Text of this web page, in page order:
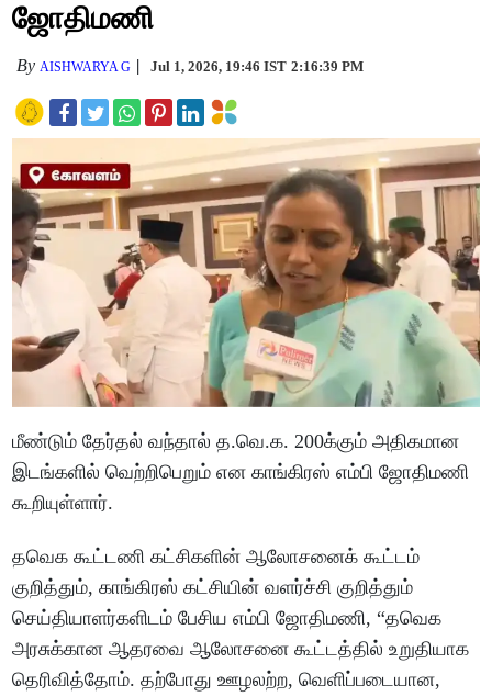
ஜோதிமணி
By AISHWARYA G Jul 1, 2026, 19:46 IST 2:16:39 PM
மீண்டும் தேர்தல் வந்தால் த.வெ.க. 200க்கும் அதிகமான
இடங்களில் வெற்றிபெறும் என காங்கிரஸ் எம்பி ஜோதிமணி
கூறியுள்ளார்.
தவெக கூட்டணி கட்சிகளின் ஆலோசனைக் கூட்டம்
குறித்தும், காங்கிரஸ் கட்சியின் வளர்ச்சி குறித்தும்
செய்தியாளர்களிடம் பேசிய எம்பி ஜோதிமணி, “தவெக
அரசுக்கான ஆதரவை ஆலோசனை கூட்டத்தில் உறுதியாக
தெரிவித்தோம். தற்போது ஊழலற்ற, வெளிப்படையான,